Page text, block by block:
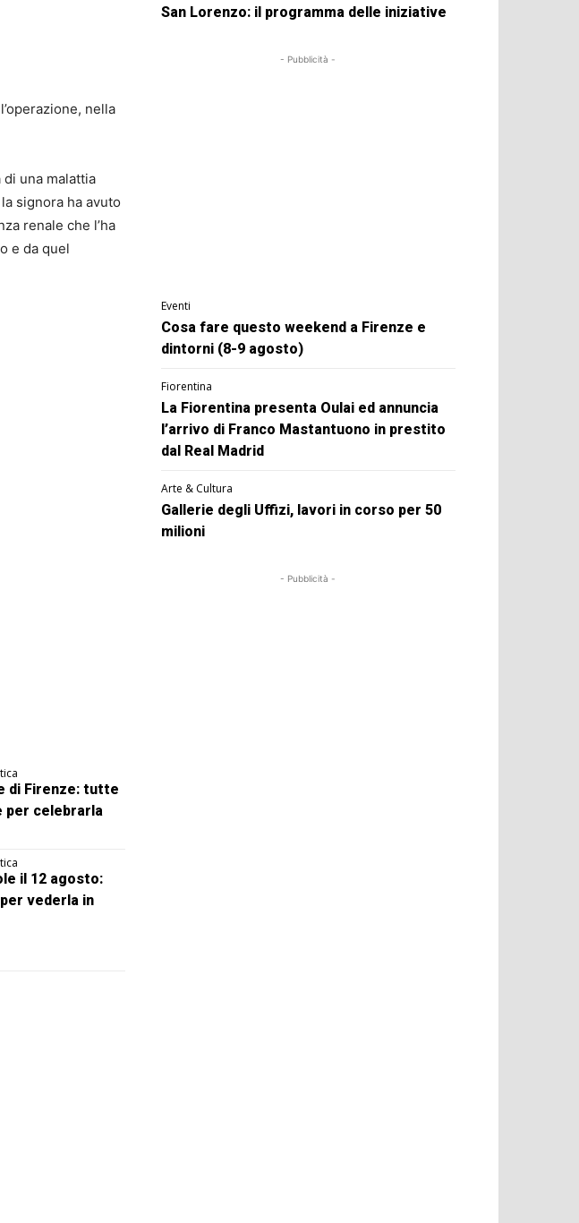
nella
una malattia
signora ha avuto
renale che l’ha
e da quel
di Firenze: tutte
per celebrarla
il 12 agosto:
vederla in
San Lorenzo: il programma delle iniziative
- Pubblicità -
Eventi
Cosa fare questo weekend a Firenze e
dintorni (8-9 agosto)
Fiorentina
La Fiorentina presenta Oulai ed annuncia
l’arrivo di Franco Mastantuono in prestito
dal Real Madrid
Arte & Cultura
Gallerie degli Uffizi, lavori in corso per 50
milioni
- Pubblicità -